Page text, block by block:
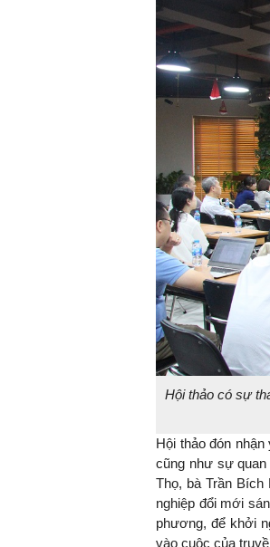
Hội thảo có sự
Hội thảo đón
cũng như sự
Thọ, bà Trần
nghiệp đổi mới
phương, để khởi
vào cuộc của